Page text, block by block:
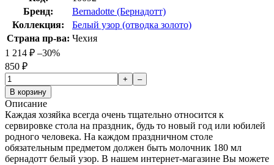
Бренд:
Bernadotte (Бернадотт)
Коллекция:
Белый узор (отводка золото)
Страна пр-ва: Чехия
1 214 ₽ –30%
850 ₽
+
–
В корзину
Описание
Каждая хозяйка всегда очень тщательно относится к
сервировке стола на праздник, будь то новый год или юбилей
родного человека. На каждом праздничном столе
обязательным предметом должен быть молочник 180 мл
бернадотт белый узор. В нашем интернет-магазине Вы можете